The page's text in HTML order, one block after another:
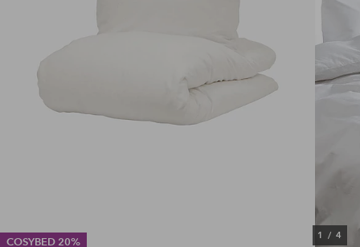
COSYBED 20%
1 / 4